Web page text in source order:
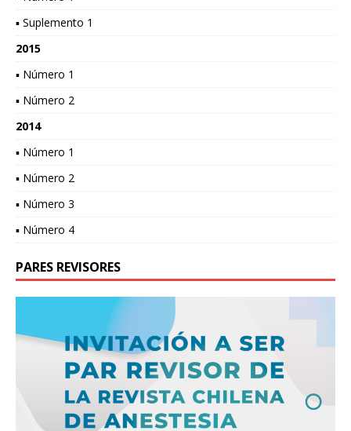
▪ Suplemento 1
2015
▪ Número 1
▪ Número 2
2014
▪ Número 1
▪ Número 2
▪ Número 3
▪ Número 4
PARES REVISORES